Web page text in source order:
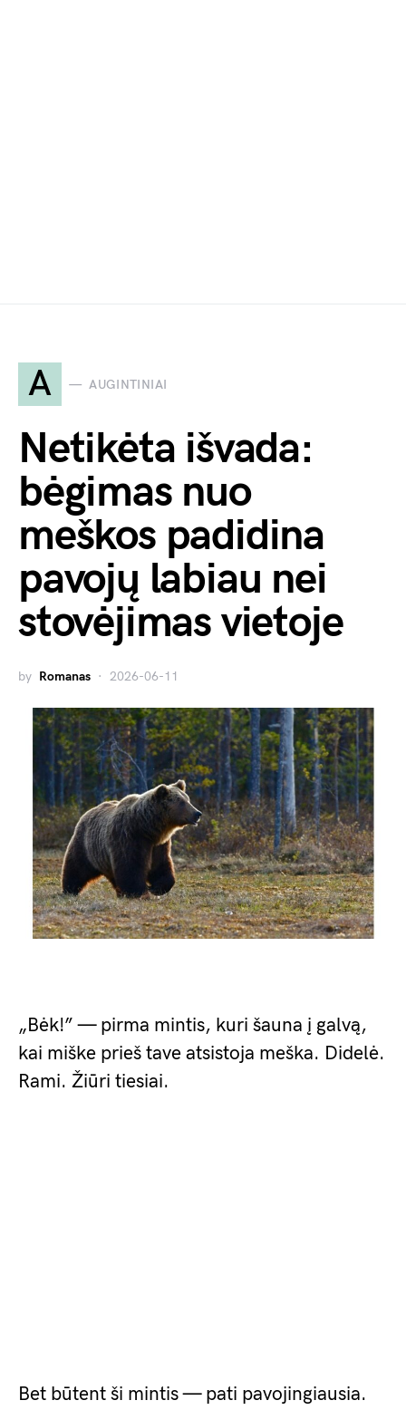
A AUGINTINIAI
Netikėta išvada:
bėgimas nuo
meškos padidina
pavojų labiau nei
stovėjimas vietoje
by Romanas 2026-06-11
„Bėk!” — pirma mintis, kuri šauna į galvą,
kai miške prieš tave atsistoja meška. Didelė.
Rami. Žiūri tiesiai.
Bet būtent ši mintis — pati pavojingiausia.